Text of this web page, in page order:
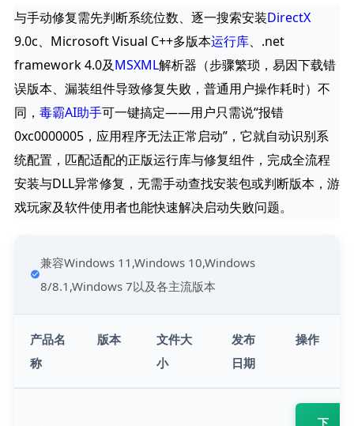
与手动修复需先判断系统位数、逐一搜索安装DirectX
9.0c、Microsoft Visual C++多版本运行库、.net
framework 4.0及MSXML解析器（步骤繁琐，易因下载错
误版本、漏装组件导致修复失败，普通用户操作耗时）不
同， 毒霸AI助手可一键搞定——用户只需说“报错
0xc0000005，应用程序无法正常启动”，它就自动识别系
统配置，匹配适配的正版运行库与修复组件，完成全流程
安装与DLL异常修复，无需手动查找安装包或判断版本，游
戏玩家及软件使用者也能快速解决启动失败问题。
兼容Windows 11,Windows 10,Windows
8/8.1,Windows 7以及各主流版本
产品名
称
版本
文件大
小
发布
日期
操作
下